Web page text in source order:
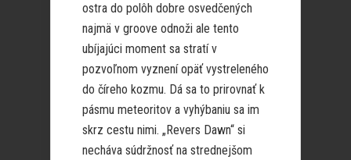
ostra do polôh dobre osvedčených
najmä v groove odnoži ale tento
ubíjajúci moment sa stratí v
pozvoľnom vyznení opäť vystreleného
do číreho kozmu. Dá sa to prirovnať k
pásmu meteoritov a vyhýbaniu sa im
skrz cestu nimi. „Revers Dawn“ si
necháva súdržnosť na strednejšom